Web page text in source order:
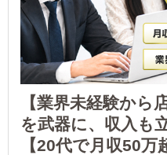
【業界未経験から
を武器に、収入も
【20代で月収50万